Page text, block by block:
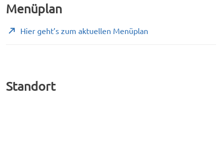
Menüplan
Hier geht’s zum aktuellen Menüplan
Standort